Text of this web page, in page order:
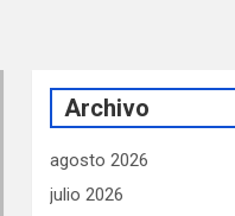
Archivo
agosto 2026
julio 2026